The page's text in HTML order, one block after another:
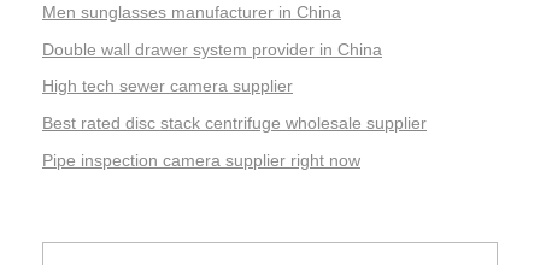
Men sunglasses manufacturer in China
Double wall drawer system provider in China
High tech sewer camera supplier
Best rated disc stack centrifuge wholesale supplier
Pipe inspection camera supplier right now